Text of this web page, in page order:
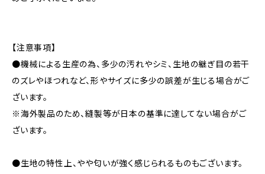
【注意事項】
●機械による生産の為、多少の汚れやシミ、生地の継ぎ目の若干
のズレやほつれなど、形やサイズに多少の誤差が生じる場合がご
ざいます。
※海外製品のため、縫製等が日本の基準に達してない場合がご
ざいます。
●生地の特性上、やや匂いが強く感じられるものもございます。